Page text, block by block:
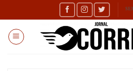
to
content